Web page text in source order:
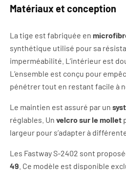
Matériaux et conception
La tige est fabriquée en
synthétique utilisé pour sa
imperméabilité. L’intérieur est
L’ensemble est conçu pour
pénétrer tout en restant facile à
Le maintien est assuré par un
réglables. Un velcro sur le mollet
largeur pour s’adapter à
Les Fastway S-2402 sont
49 . Ce modèle est disponible